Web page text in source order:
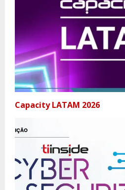
Capacity LATAM 2026